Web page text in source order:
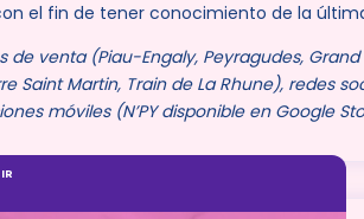
el fin de tener conocimiento de la
venta (Piau-Engaly, Peyragudes,
Saint Martin, Train de La Rhune), redes
móviles (N’PY disponible en Google